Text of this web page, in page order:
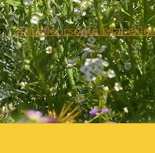
:#desfleurspourlesabeilles